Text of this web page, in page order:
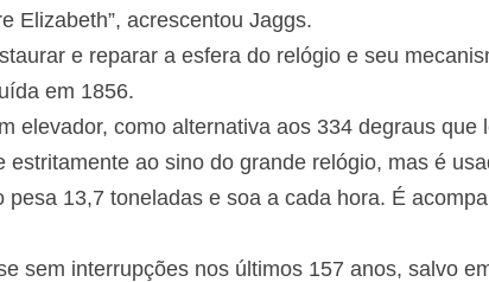
Elizabeth”, acrescentou Jaggs.
e reparar a esfera do relógio e seu
em 1856.
elevador, como alternativa aos 334 degraus que
estritamente ao sino do grande relógio, mas é
pesa 13,7 toneladas e soa a cada hora. É
sem interrupções nos últimos 157 anos, salvo